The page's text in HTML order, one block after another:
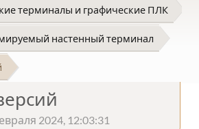
терминалы и графические ПЛК
настенный терминал
2024, 12:03:31